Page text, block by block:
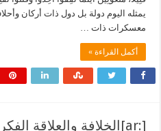
يمثله اليوم دولة بل دول ذات أركان
معسكرات ذات …
أكمل القراءة »
[:ar]الخلافة والعلاقة الفكرية مع أهل الكتاب[:]